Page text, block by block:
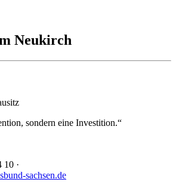
Neukirch
sondern eine Investition.“
10 ·
sachsen.de